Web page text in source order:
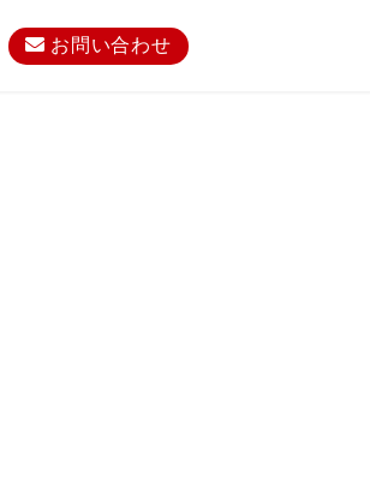
お問い合わせ